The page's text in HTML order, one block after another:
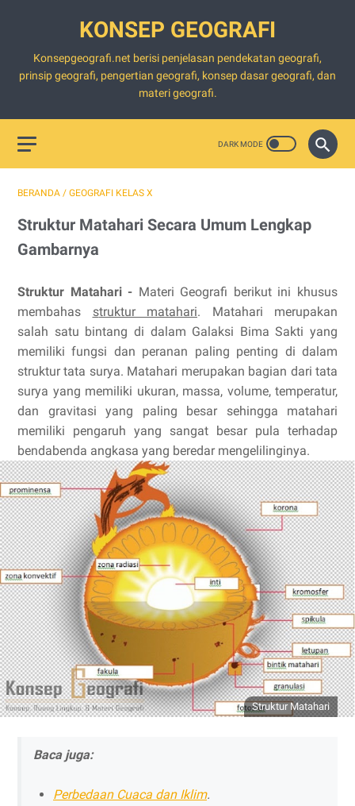
KONSEP GEOGRAFI
Konsepgeografi.net berisi penjelasan pendekatan geografi,
prinsip geografi, pengertian geografi, konsep dasar geografi, dan
materi geografi.
BERANDA / GEOGRAFI KELAS X
Struktur Matahari Secara Umum Lengkap
Gambarnya
Struktur Matahari - Materi Geografi berikut ini khusus
membahas struktur matahari. Matahari merupakan
salah satu bintang di dalam Galaksi Bima Sakti yang
memiliki fungsi dan peranan paling penting di dalam
struktur tata surya. Matahari merupakan bagian dari tata
surya yang memiliki ukuran, massa, volume, temperatur,
dan gravitasi yang paling besar sehingga matahari
memiliki pengaruh yang sangat besar pula terhadap
bendabenda angkasa yang beredar mengelilinginya.
Struktur Matahari
Baca juga:
Perbedaan Cuaca dan Iklim.